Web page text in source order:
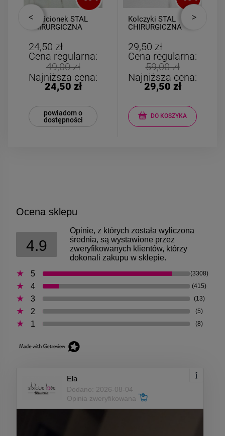
Pierścionek STAL
CHIRURGICZNA
kryształki
opalizujące lilia
24,50 zł
Cena regularna:
49,00 zł
Najniższa cena:
24,50 zł
powiadom o
dostępności
Kolczyki STAL
CHIRURGICZNA
kolorowe cyrkonie
29,50 zł
Cena regularna:
59,00 zł
Najniższa cena:
29,50 zł
DO KOSZYKA
Ocena sklepu
4.9
Opinie, z których została wyliczona
średnia, są wystawione przez
zweryfikowanych klientów, którzy
dokonali zakupu w sklepie.
5
(3308)
4 (415)
3 (13)
2 (5)
1 (8)
Ela
Dodano: 2026-08-04
Opinia zweryfikowana